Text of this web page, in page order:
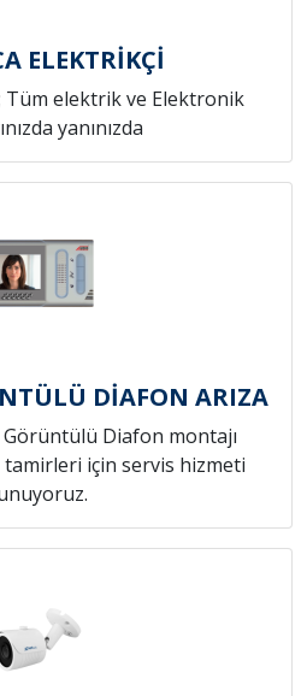
ELEKTRİKÇİ
Tüm elektrik ve Elektronik
yanınızda
DİAFON ARIZA
Diafon montajı
tamirleri için servis hizmeti